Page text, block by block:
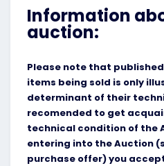
Information
auction:
Please note that
items being sold is only
determinant of their
recomended to get
technical condition of the
entering into the Auction
purchase offer) you